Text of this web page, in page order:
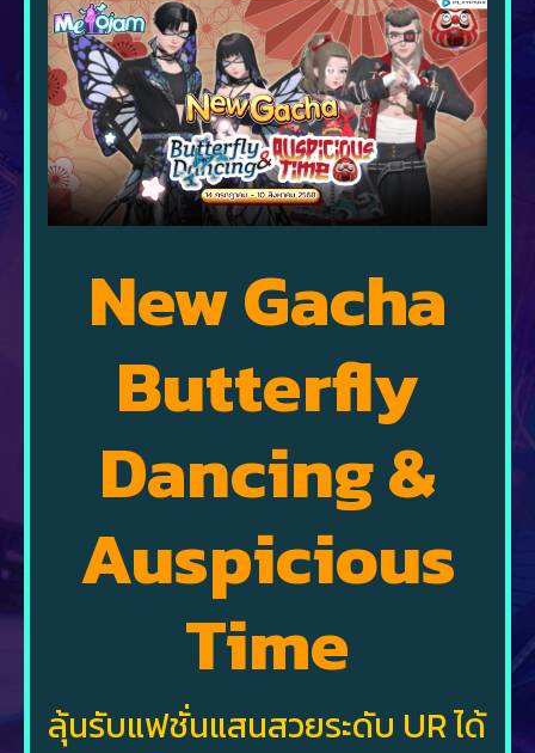
New Gacha
Butterfly
Dancing &
Auspicious
Time
ลุ้นรับแฟชั่นแสนสวยระดับ UR ได้